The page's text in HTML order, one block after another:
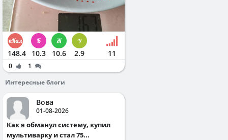
148.4 10.3 10.6 2.9 11
0
1
Интересные блоги
Вова
01-08-2026
Как я обманул систему, купил
мультиварку и стал 75...